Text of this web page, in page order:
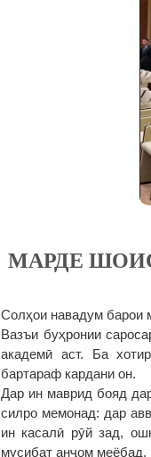
МАРДЕ
Солҳои навадум барои
Вазъи буҳронии
академӣ аст. Ба
бартараф кардани он.
Дар ин маврид бояд
силро мемонад: дар
ин касалӣ рӯй зад,
мусибат анҷом меёбад.